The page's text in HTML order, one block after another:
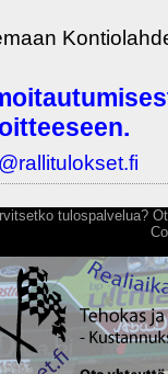
tulospalvelua?